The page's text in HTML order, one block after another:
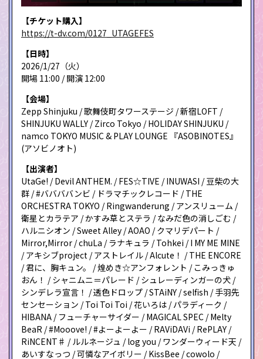
【チケット購入】
https://t-dv.com/0127_UTAGEFES
【日時】
2026/1/27（火）
開場 11:00 / 開演 12:00
【会場】
Zepp Shinjuku / 歌舞伎町タワーステージ / 新宿LOFT /
SHINJUKU WALLY / Zirco Tokyo / HOLIDAY SHINJUKU /
namco TOKYO MUSIC & PLAY LOUNGE 『ASOBINOTES』
(アソビノオト)
【出演者】
UtaGe! / Devil ANTHEM. / FES☆TIVE / INUWASI / 豆柴の大
群 / #ババババンビ / ドラマチックレコード / THE
ORCHESTRA TOKYO / Ringwanderung / アンスリューム /
衛星とカラテア / かすみ草とステラ / なみだ色の消しごむ /
ハルニシオン / Sweet Alley / AOAO / クマリデパート /
Mirror,Mirror / chuLa / ラナキュラ / Tohkei / I MY ME MINE
/ アキシブproject / アストレイル / Alcute！ / THE ENCORE
/ 君に、胸キュン。 / 煌めき☆アンフォレント / こみっきゅ
おん！ / シャニムニ＝パレード / シュレーディンガーの犬 /
シンデレラ宣言！ / 透色ドロップ / STAiNY / selfish / 手羽先
センセーション / Toi Toi Toi / 花いろは / パラディーク /
HIBANA / フューチャーサイダー / MAGICAL SPEC / Melty
BeaR / #Mooove! / #よーよーよー / RAViDAVi / RePLAY /
RiNCENT♯ / ルルネージュ / log you / ワンダーウィード天 /
あいすなっつ / 可憐なアイボリー / KissBee / cowolo /